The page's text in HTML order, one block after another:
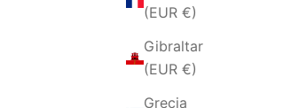
(EUR €)
Gibraltar
(EUR €)
Grecia
ANELLO DA UOMO CON PIETRA
NERA HIGH SCOOL